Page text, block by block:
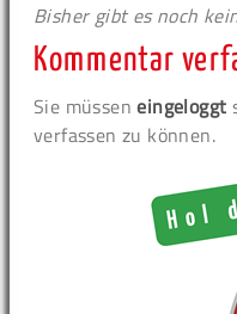
Bisher gibt es noch
Kommentar
Sie müsseneingeloggt
verfassen zu können.